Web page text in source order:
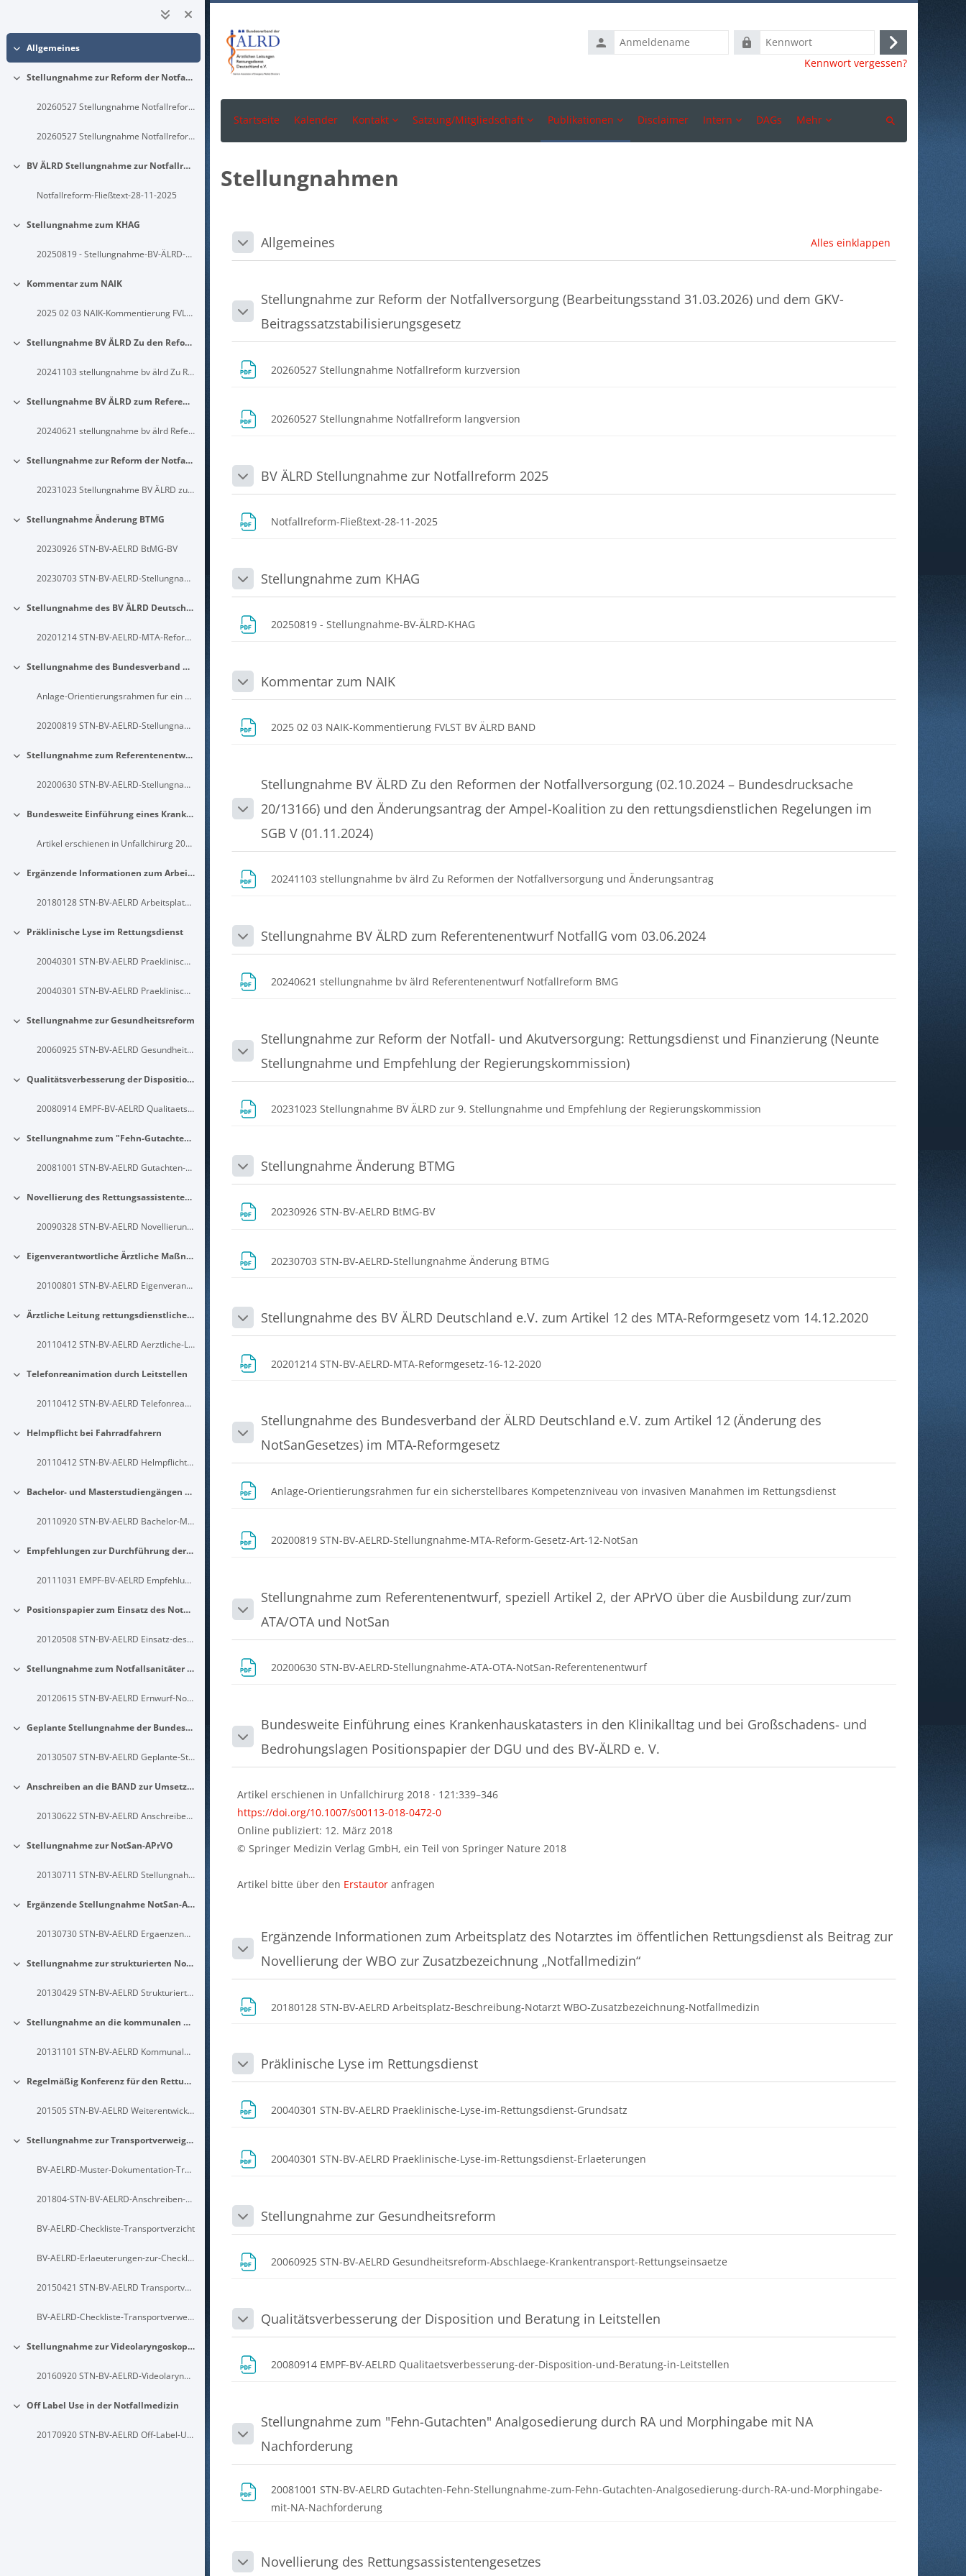
Einklappen
Allgemeines
Einklappen
Stellungnahme zur Reform der Notfallversorgung (Bearbeitungsstand 31.03.2026) und dem GKV-Beitragssatzstabilisierungsgesetz
20260527 Stellungnahme Notfallreform kurzversion
20260527 Stellungnahme Notfallreform langversion
Einklappen
BV ÄLRD Stellungnahme zur Notfallreform 2025
Notfallreform-Fließtext-28-11-2025
Einklappen
Stellungnahme zum KHAG
20250819 - Stellungnahme-BV-ÄLRD-KHAG
Einklappen
Kommentar zum NAIK
2025 02 03 NAIK-Kommentierung FVLST BV ÄLRD BAND
Einklappen
Stellungnahme BV ÄLRD Zu den Reformen der Notfallversorgung (02.10.2024 – Bundesdrucksache 20/13166) und den Änderungsantrag der Ampel-Koalition zu den rettungsdienstlichen Regelungen im SGB V (01.11.2024)
20241103 stellungnahme bv älrd Zu Reformen der Notfallversorgung und Änderungsantrag
Einklappen
Stellungnahme BV ÄLRD zum Referentenentwurf NotfallG vom 03.06.2024
20240621 stellungnahme bv älrd Referentenentwurf Notfallreform BMG
Einklappen
Stellungnahme zur Reform der Notfall- und Akutversorgung: Rettungsdienst und Finanzierung (Neunte Stellungnahme und Empfehlung der Regierungskommission)
20231023 Stellungnahme BV ÄLRD zur 9. Stellungnahme und Empfehlung der Regierungskommission
Einklappen
Stellungnahme Änderung BTMG
20230926 STN-BV-AELRD BtMG-BV
20230703 STN-BV-AELRD-Stellungnahme Änderung BTMG
Einklappen
Stellungnahme des BV ÄLRD Deutschland e.V. zum Artikel 12 des MTA-Reformgesetz vom 14.12.2020
20201214 STN-BV-AELRD-MTA-Reformgesetz-16-12-2020
Einklappen
Stellungnahme des Bundesverband der ÄLRD Deutschland e.V. zum Artikel 12 (Änderung des NotSanGesetzes) im MTA-Reformgesetz
Anlage-Orientierungsrahmen fur ein sicherstellbares Kompetenzniveau von invasiven Manahmen im Rettungsdienst
20200819 STN-BV-AELRD-Stellungnahme-MTA-Reform-Gesetz-Art-12-NotSan
Einklappen
Stellungnahme zum Referentenentwurf, speziell Artikel 2, der APrVO über die Ausbildung zur/zum ATA/OTA und NotSan
20200630 STN-BV-AELRD-Stellungnahme-ATA-OTA-NotSan-Referentenentwurf
Einklappen
Bundesweite Einführung eines Krankenhauskatasters in den Klinikalltag und bei Großschadens- und Bedrohungslagen Positionspapier der DGU und des BV-ÄLRD e. V.
Artikel erschienen in Unfallchirurg 2018 · 121:339...
Einklappen
Ergänzende Informationen zum Arbeitsplatz des Notarztes im öffentlichen Rettungsdienst als Beitrag zur Novellierung der WBO zur Zusatzbezeichnung „Notfallmedizin“
20180128 STN-BV-AELRD Arbeitsplatz-Beschreibung-Notarzt WBO-Zusatzbezeichnung-Notfallmedizin
Einklappen
Präklinische Lyse im Rettungsdienst
20040301 STN-BV-AELRD Praeklinische-Lyse-im-Rettungsdienst-Grundsatz
20040301 STN-BV-AELRD Praeklinische-Lyse-im-Rettungsdienst-Erlaeterungen
Einklappen
Stellungnahme zur Gesundheitsreform
20060925 STN-BV-AELRD Gesundheitsreform-Abschlaege-Krankentransport-Rettungseinsaetze
Einklappen
Qualitätsverbesserung der Disposition und Beratung in Leitstellen
20080914 EMPF-BV-AELRD Qualitaetsverbesserung-der-Disposition-und-Beratung-in-Leitstellen
Einklappen
Stellungnahme zum "Fehn-Gutachten" Analgosedierung durch RA und Morphingabe mit NA Nachforderung
20081001 STN-BV-AELRD Gutachten-Fehn-Stellungnahme-zum-Fehn-Gutachten-Analgosedierung-durch-RA-und-Morphingabe-mit-NA-Nachforderung
Einklappen
Novellierung des Rettungsassistentengesetzes
20090328 STN-BV-AELRD Novellierung-des-Rettungsassistentengesetzes
Einklappen
Eigenverantwortliche Ärztliche Maßnahmen durch Rettungsassistenten im Rettungseinsatz - ja oder nein ?
20100801 STN-BV-AELRD Eigenverantwortliche-Aerztliche-Massnahmen-durch-RA
Einklappen
Ärztliche Leitung rettungsdienstlicher Bildungseinrichtungen
20110412 STN-BV-AELRD Aerztliche-Leitung-rettungsdienstlicher-Bildungseinrichtungen
Einklappen
Telefonreanimation durch Leitstellen
20110412 STN-BV-AELRD Telefonreanimation-durch-Leitstellen
Einklappen
Helmpflicht bei Fahrradfahrern
20110412 STN-BV-AELRD Helmpflicht-bei-Fahrradfahrern
Einklappen
Bachelor- und Masterstudiengängen mit notfall- und rettungsmedizinischen Schwerpunkten
20110920 STN-BV-AELRD Bachelor-Masterstudiengnge-notfall-rettungsmedizinischen-Schwerpunkten
Einklappen
Empfehlungen zur Durchführung der Telefonreanimation durch Disponenten der Leitstellen
20111031 EMPF-BV-AELRD Empfehlungen-zur-Durchfuehrung-Telefonreanimation-Leitstellen
Einklappen
Positionspapier zum Einsatz des Notarztes bei V.a. Schlaganfall
20120508 STN-BV-AELRD Einsatz-des-Notarztes-bei-Schlaganfall
Einklappen
Stellungnahme zum Notfallsanitäter Gesetz Entwurf
20120615 STN-BV-AELRD Ernwurf-NotSanG-des-BMG-vom-24.5.2012
Einklappen
Geplante Stellungnahme der Bundesärztekammer zum Ärztlichen Leiter Rettungsdienst
20130507 STN-BV-AELRD Geplante-Stellungnahme-der-Bundesaerztekammer-zum-AELRD
Einklappen
Anschreiben an die BAND zur Umsetzung des § 4 NotSanG
20130622 STN-BV-AELRD Anschreiben-BAND-Umsetzung-Par4-NotSanG
Einklappen
Stellungnahme zur NotSan-APrVO
20130711 STN-BV-AELRD Stellungnahme-NotSan-APrVO
Einklappen
Ergänzende Stellungnahme NotSan-APrVO
20130730 STN-BV-AELRD Ergaenzende-Stellungnahme-NotSan-APrVO
Einklappen
Stellungnahme zur strukturierten Notrufabfrage in Leitstellen
20130429 STN-BV-AELRD Strukturierte-Notrufabfrage-Leitstellen
Einklappen
Stellungnahme an die kommunalen Spitzenverbände zur NotSan-APrVO
20131101 STN-BV-AELRD Kommunale-Spitzenverbaende-NotSan-APrVO
Einklappen
Regelmäßig Konferenz für den Rettungsdienst (ReKoRD) jetzt Pyramidenprozess II
201505 STN-BV-AELRD Weiterentwicklung Pyramidenprozess ReKoRD
Einklappen
Stellungnahme zur Transportverweigerung / nicht transportieren durch RD Fachpersonal
BV-AELRD-Muster-Dokumentation-Transportverweigerung
201804-STN-BV-AELRD-Anschreiben-Transportverweigerung
BV-AELRD-Checkliste-Transportverzicht
BV-AELRD-Erlaeuterungen-zur-Checkliste-Transportverweigerung
20150421 STN-BV-AELRD Transportverweigerung
BV-AELRD-Checkliste-Transportverweigerung
Einklappen
Stellungnahme zur Videolaryngoskopie
20160920 STN-BV-AELRD-Videolaryngoskopie
Einklappen
Off Label Use in der Notfallmedizin
20170920 STN-BV-AELRD Off-Label-Use
Anmeldename
Kennwort
Anmelden
Kennwort vergessen?
Startseite Kalender Kontakt Satzung/Mitgliedschaft Publikationen Disclaimer Intern DAGs Mehr
Suchen
Stellungnahmen
Blöcke
Abschnittsübersicht
Einklappen
Allgemeines Alles einklappen
Einklappen
Stellungnahme zur Reform der Notfallversorgung (Bearbeitungsstand 31.03.2026) und dem GKV-
Beitragssatzstabilisierungsgesetz
20260527 Stellungnahme Notfallreform kurzversion
20260527 Stellungnahme Notfallreform langversion
Einklappen
BV ÄLRD Stellungnahme zur Notfallreform 2025
Notfallreform-Fließtext-28-11-2025
Einklappen
Stellungnahme zum KHAG
20250819 - Stellungnahme-BV-ÄLRD-KHAG
Einklappen
Kommentar zum NAIK
2025 02 03 NAIK-Kommentierung FVLST BV ÄLRD BAND
Einklappen
Stellungnahme BV ÄLRD Zu den Reformen der Notfallversorgung (02.10.2024 – Bundesdrucksache
20/13166) und den Änderungsantrag der Ampel-Koalition zu den rettungsdienstlichen Regelungen im
SGB V (01.11.2024)
20241103 stellungnahme bv älrd Zu Reformen der Notfallversorgung und Änderungsantrag
Einklappen
Stellungnahme BV ÄLRD zum Referentenentwurf NotfallG vom 03.06.2024
20240621 stellungnahme bv älrd Referentenentwurf Notfallreform BMG
Einklappen
Stellungnahme zur Reform der Notfall- und Akutversorgung: Rettungsdienst und Finanzierung (Neunte
Stellungnahme und Empfehlung der Regierungskommission)
20231023 Stellungnahme BV ÄLRD zur 9. Stellungnahme und Empfehlung der Regierungskommission
Einklappen
Stellungnahme Änderung BTMG
20230926 STN-BV-AELRD BtMG-BV
20230703 STN-BV-AELRD-Stellungnahme Änderung BTMG
Einklappen
Stellungnahme des BV ÄLRD Deutschland e.V. zum Artikel 12 des MTA-Reformgesetz vom 14.12.2020
20201214 STN-BV-AELRD-MTA-Reformgesetz-16-12-2020
Einklappen
Stellungnahme des Bundesverband der ÄLRD Deutschland e.V. zum Artikel 12 (Änderung des
NotSanGesetzes) im MTA-Reformgesetz
Anlage-Orientierungsrahmen fur ein sicherstellbares Kompetenzniveau von invasiven Manahmen im Rettungsdienst
20200819 STN-BV-AELRD-Stellungnahme-MTA-Reform-Gesetz-Art-12-NotSan
Einklappen
Stellungnahme zum Referentenentwurf, speziell Artikel 2, der APrVO über die Ausbildung zur/zum
ATA/OTA und NotSan
20200630 STN-BV-AELRD-Stellungnahme-ATA-OTA-NotSan-Referentenentwurf
Einklappen
Bundesweite Einführung eines Krankenhauskatasters in den Klinikalltag und bei Großschadens- und
Bedrohungslagen Positionspapier der DGU und des BV-ÄLRD e. V.
Artikel erschienen in Unfallchirurg 2018 · 121:339–346
https://doi.org/10.1007/s00113-018-0472-0
Online publiziert: 12. März 2018
© Springer Medizin Verlag GmbH, ein Teil von Springer Nature 2018
Artikel bitte über den Erstautoranfragen
Einklappen
Ergänzende Informationen zum Arbeitsplatz des Notarztes im öffentlichen Rettungsdienst als Beitrag zur
Novellierung der WBO zur Zusatzbezeichnung „Notfallmedizin“
20180128 STN-BV-AELRD Arbeitsplatz-Beschreibung-Notarzt WBO-Zusatzbezeichnung-Notfallmedizin
Einklappen
Präklinische Lyse im Rettungsdienst
20040301 STN-BV-AELRD Praeklinische-Lyse-im-Rettungsdienst-Grundsatz
20040301 STN-BV-AELRD Praeklinische-Lyse-im-Rettungsdienst-Erlaeterungen
Einklappen
Stellungnahme zur Gesundheitsreform
20060925 STN-BV-AELRD Gesundheitsreform-Abschlaege-Krankentransport-Rettungseinsaetze
Einklappen
Qualitätsverbesserung der Disposition und Beratung in Leitstellen
20080914 EMPF-BV-AELRD Qualitaetsverbesserung-der-Disposition-und-Beratung-in-Leitstellen
Einklappen
Stellungnahme zum "Fehn-Gutachten" Analgosedierung durch RA und Morphingabe mit NA
Nachforderung
20081001 STN-BV-AELRD Gutachten-Fehn-Stellungnahme-zum-Fehn-Gutachten-Analgosedierung-durch-RA-und-Morphingabe-
mit-NA-Nachforderung
Einklappen
Novellierung des Rettungsassistentengesetzes